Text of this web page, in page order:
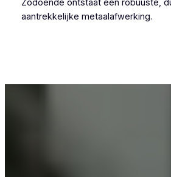
aantrekkelijke metaalafwerking.